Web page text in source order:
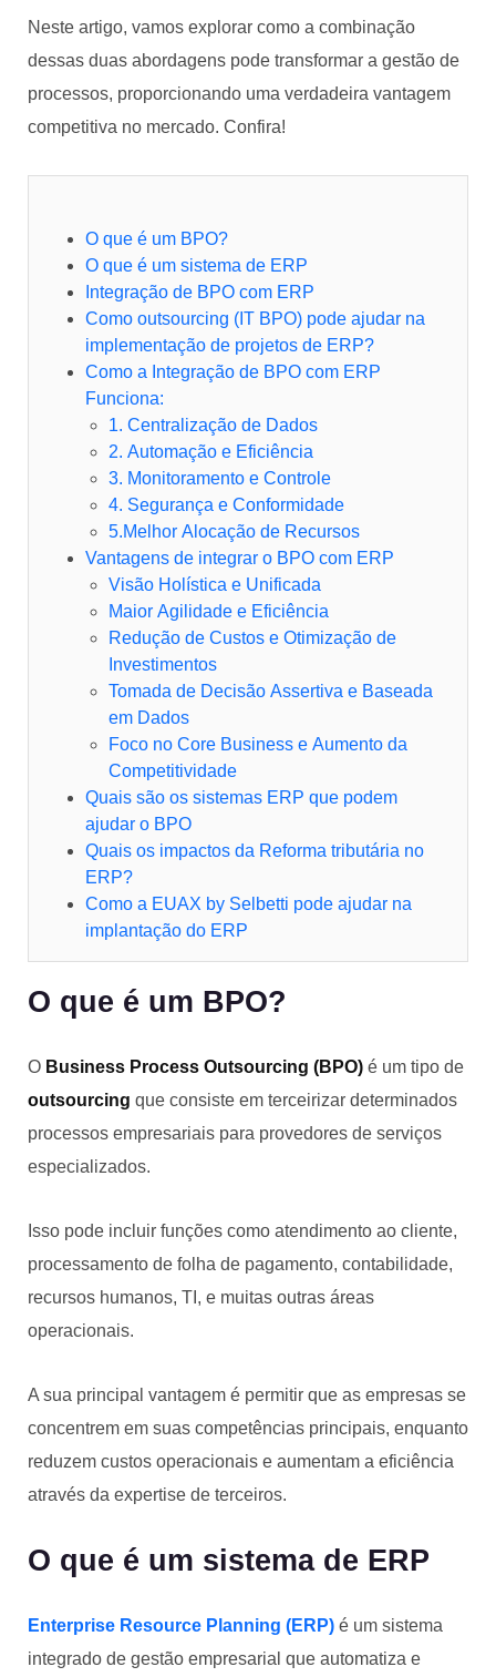
Neste artigo, vamos explorar como a combinação
dessas duas abordagens pode transformar a gestão de
processos, proporcionando uma verdadeira vantagem
competitiva no mercado. Confira!
O que é um BPO?
O que é um sistema de ERP
Integração de BPO com ERP
Como outsourcing (IT BPO) pode ajudar na
implementação de projetos de ERP?
Como a Integração de BPO com ERP
Funciona:
1. Centralização de Dados
2. Automação e Eficiência
3. Monitoramento e Controle
4. Segurança e Conformidade
5.Melhor Alocação de Recursos
Vantagens de integrar o BPO com ERP
Visão Holística e Unificada
Maior Agilidade e Eficiência
Redução de Custos e Otimização de
Investimentos
Tomada de Decisão Assertiva e Baseada
em Dados
Foco no Core Business e Aumento da
Competitividade
Quais são os sistemas ERP que podem
ajudar o BPO
Quais os impactos da Reforma tributária no
ERP?
Como a EUAX by Selbetti pode ajudar na
implantação do ERP
O que é um BPO?
O Business Process Outsourcing (BPO) é um tipo de
outsourcing que consiste em terceirizar determinados
processos empresariais para provedores de serviços
especializados.
Isso pode incluir funções como atendimento ao cliente,
processamento de folha de pagamento, contabilidade,
recursos humanos, TI, e muitas outras áreas
operacionais.
A sua principal vantagem é permitir que as empresas se
concentrem em suas competências principais, enquanto
reduzem custos operacionais e aumentam a eficiência
através da expertise de terceiros.
O que é um sistema de ERP
Enterprise Resource Planning (ERP) é um sistema
integrado de gestão empresarial que automatiza e